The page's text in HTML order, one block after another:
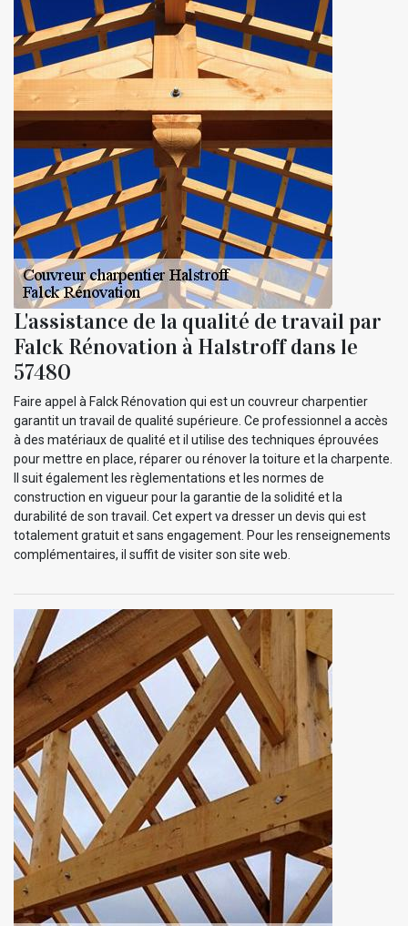
L'assistance de la qualité de travail par
Falck Rénovation à Halstroff dans le
57480
Faire appel à Falck Rénovation qui est un couvreur charpentier
garantit un travail de qualité supérieure. Ce professionnel a accès
à des matériaux de qualité et il utilise des techniques éprouvées
pour mettre en place, réparer ou rénover la toiture et la charpente.
Il suit également les règlementations et les normes de
construction en vigueur pour la garantie de la solidité et la
durabilité de son travail. Cet expert va dresser un devis qui est
totalement gratuit et sans engagement. Pour les renseignements
complémentaires, il suffit de visiter son site web.